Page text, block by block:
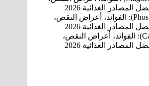
المصادر الغذائية 2026
الفوسفور (Phosphorus): الفوائد، أعراض النقص،
المصادر الغذائية 2026
الكالسيوم (Calcium): الفوائد، أعراض النقص،
المصادر الغذائية 2026